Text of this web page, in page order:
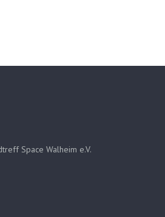
Space Walheim e.V.